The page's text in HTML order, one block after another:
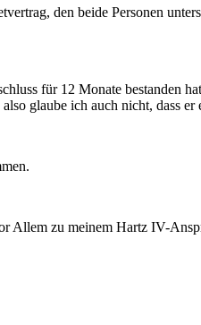
den beide Personen
für 12 Monate bestanden
glaube ich auch nicht, dass
Allem zu meinem Hartz IV-